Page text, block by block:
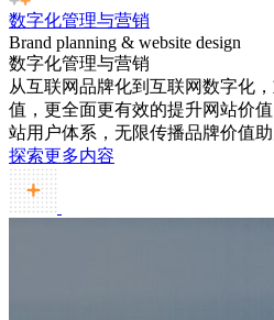
数字化管理与营销
Brand planning & website design
数字化管理与营销
从互联网品牌化到互联网数字化
值，更全面更有效的提升网站价
站用户体系，无限传播品牌价值
探索更多内容